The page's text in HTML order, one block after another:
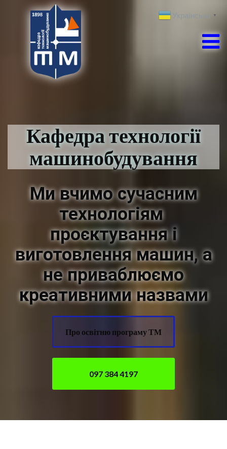
Кафедра технології
машинобудування
Ми вчимо сучасним
технологіям
проєктування і
виготовлення машин, а
не приваблюємо
креативними назвами
Про освітню програму ТМ
097 384 4197
Українська ▼